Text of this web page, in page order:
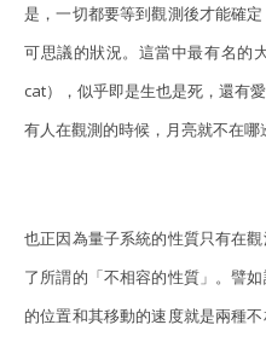
是，一切都要等到觀測後才能確
可思議的狀況。這當中最有名的
cat），似乎即是生也是死，還有
有人在觀測的時候，月亮就不在哪
也正因為量子系統的性質只有在
了所謂的「不相容的性質」。譬
的位置和其移動的速度就是兩種